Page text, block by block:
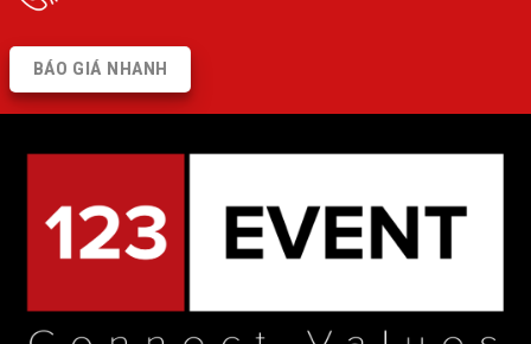
BÁO GIÁ NHANH